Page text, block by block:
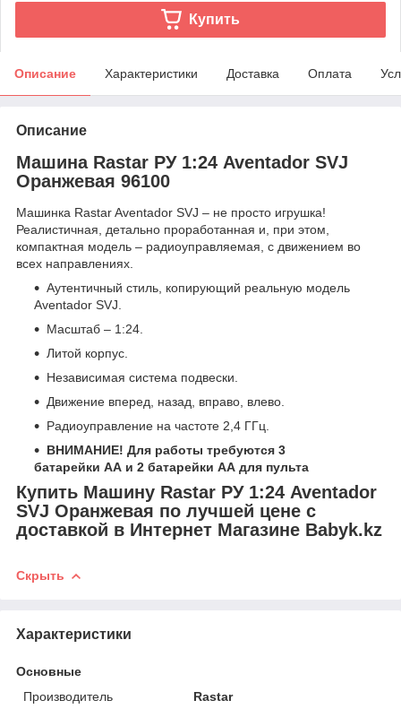
Купить
Описание Характеристики Доставка Оплата
Описание
Машина Rastar РУ 1:24 Aventador SVJ
Оранжевая 96100
Машинка Rastar Aventador SVJ – не просто игрушка!
Реалистичная, детально проработанная и, при этом,
компактная модель – радиоуправляемая, с движением во
всех направлениях.
Аутентичный стиль, копирующий реальную модель
Aventador SVJ.
Масштаб – 1:24.
Литой корпус.
Независимая система подвески.
Движение вперед, назад, вправо, влево.
Радиоуправление на частоте 2,4 ГГц.
ВНИМАНИЕ! Для работы требуются 3
батарейки AA и 2 батарейки АА для пульта
Купить Машину Rastar РУ 1:24 Aventador
SVJ Оранжевая по лучшей цене с
доставкой в Интернет Магазине Babyk.kz
Скрыть
Характеристики
Основные
Производитель
Rastar